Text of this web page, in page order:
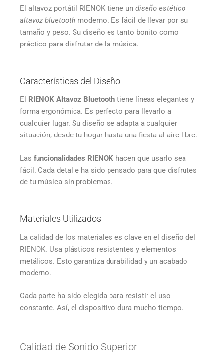
El altavoz portátil RIENOK tiene un diseño estético
altavoz bluetooth moderno. Es fácil de llevar por su
tamaño y peso. Su diseño es tanto bonito como
práctico para disfrutar de la música.
Características del Diseño
El RIENOK Altavoz Bluetooth tiene líneas elegantes y
forma ergonómica. Es perfecto para llevarlo a
cualquier lugar. Su diseño se adapta a cualquier
situación, desde tu hogar hasta una fiesta al aire libre.
Las funcionalidades RIENOK hacen que usarlo sea
fácil. Cada detalle ha sido pensado para que disfrutes
de tu música sin problemas.
Materiales Utilizados
La calidad de los materiales es clave en el diseño del
RIENOK. Usa plásticos resistentes y elementos
metálicos. Esto garantiza durabilidad y un acabado
moderno.
Cada parte ha sido elegida para resistir el uso
constante. Así, el dispositivo dura mucho tiempo.
Calidad de Sonido Superior